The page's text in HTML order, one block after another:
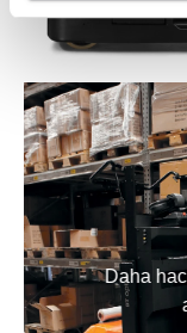
Daha